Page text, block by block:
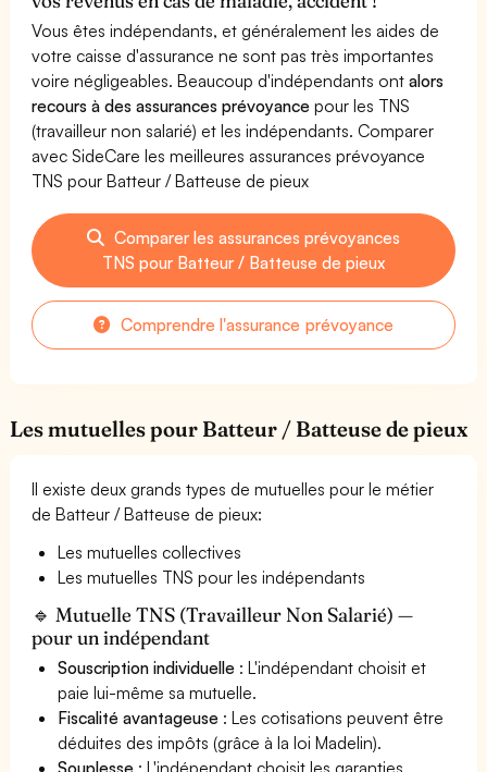
Vous êtes indépendants, et généralement les aides de
votre caisse d'assurance ne sont pas très importantes
voire négligeables. Beaucoup d'indépendants ontalors
recours à des assurances prévoyance pour les TNS
(travailleur non salarié) et les indépendants. Comparer
avec SideCare les meilleures assurances prévoyance
TNS pour Batteur / Batteuse de pieux
Comparer les assurances prévoyances
TNS pour Batteur / Batteuse de pieux
Comprendre l'assurance prévoyance
Les mutuelles pour Batteur / Batteuse de pieux
Il existe deux grands types de mutuelles pour le métier
de Batteur / Batteuse de pieux:
Les mutuelles collectives
Les mutuelles TNS pour les indépendants
🔹 Mutuelle TNS (Travailleur Non Salarié) —
pour un indépendant
Souscription individuelle : L'indépendant choisit et
paie lui-même sa mutuelle.
Fiscalité avantageuse : Les cotisations peuvent être
déduites des impôts (grâce à la loi Madelin).
Souplesse : L'indépendant choisit les garanties